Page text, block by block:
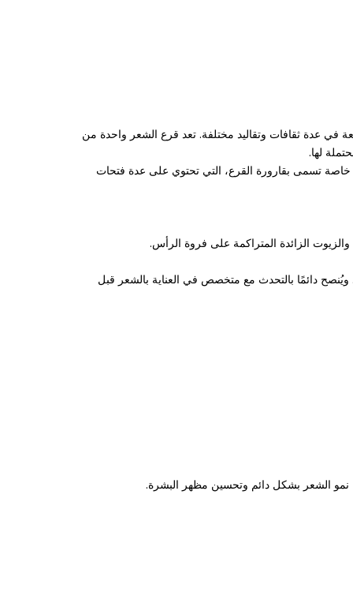
في عدة ثقافات وتقاليد مختلفة. تعد قرع الشعر واحدة من
لها.
خاصة تسمى بقارورة القرع، التي تحتوي على عدة فتحات
الزائدة المتراكمة على فروة الرأس.
دائمًا بالتحدث مع متخصص في العناية بالشعر قبل
نمو الشعر بشكل دائم وتحسين مظهر البشرة.